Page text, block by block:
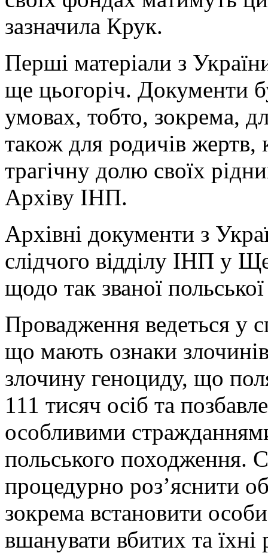
зазначила Крук.
Перші матеріали з
ще цьогоріч. Документи
умовах, тобто, зокрема,
також для родичів жертв,
трагічну долю своїх
Архіву ІНП.
Архівні документи з
слідчого відділу ІНП у
щодо так званої
Провадження ведеться у
що мають ознаки
злочину геноциду, що
111 тисяч осіб та
особливими
польського походження.
процедурно роз’яснити
зокрема встановити
вшанувати вбитих та їхні